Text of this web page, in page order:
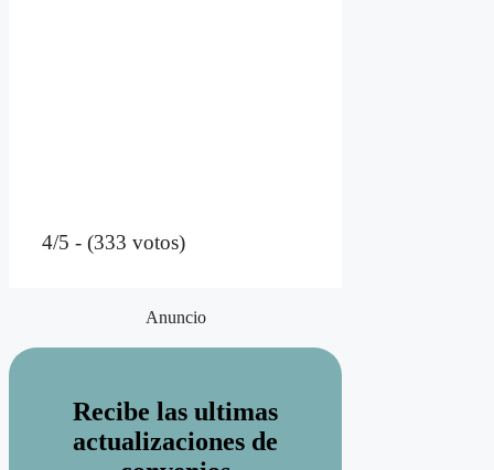
4/5 - (333 votos)
Anuncio
Recibe las ultimas
actualizaciones de